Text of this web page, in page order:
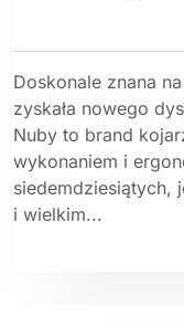
Doskonale znana
zyskała nowego
Nuby to brand
wykonaniem i
siedemdziesiątych,
i wielkim...